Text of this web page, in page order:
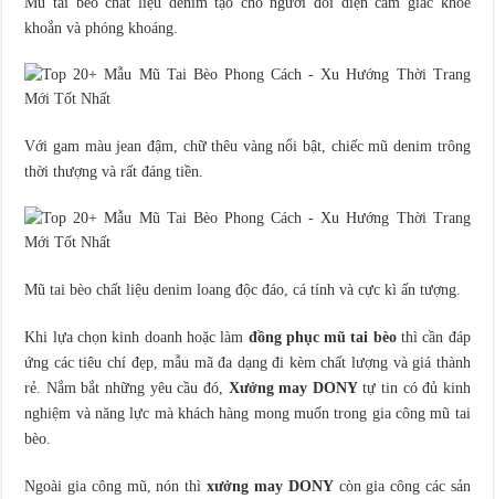
khoắn và phóng khoáng.
Với gam màu jean đậm, chữ thêu vàng nổi bật, chiếc mũ denim trông
thời thượng và rất đáng tiền.
Mũ tai bèo chất liệu denim loang độc đáo, cá tính và cực kì ấn tượng.
Khi lựa chọn kinh doanh hoặc làm đồng phục mũ tai bèothì cần đáp
ứng các tiêu chí đẹp, mẫu mã đa dạng đi kèm chất lượng và giá thành
rẻ. Nắm bắt những yêu cầu đó, Xưởng may DONYtự tin có đủ kinh
nghiệm và năng lực mà khách hàng mong muốn trong gia công mũ tai
bèo.
Ngoài gia công mũ, nón thìxưởng may DONYcòn gia công các sản